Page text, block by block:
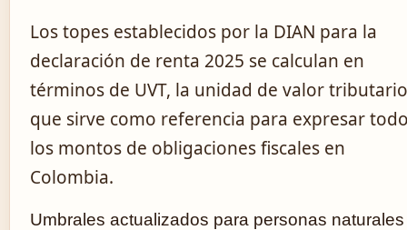
Los topes establecidos por la DIAN para la
declaración de renta 2025 se calculan en
términos de UVT, la unidad de valor tributario
que sirve como referencia para expresar
los montos de obligaciones fiscales en
Colombia.
Umbrales actualizados para personas naturales